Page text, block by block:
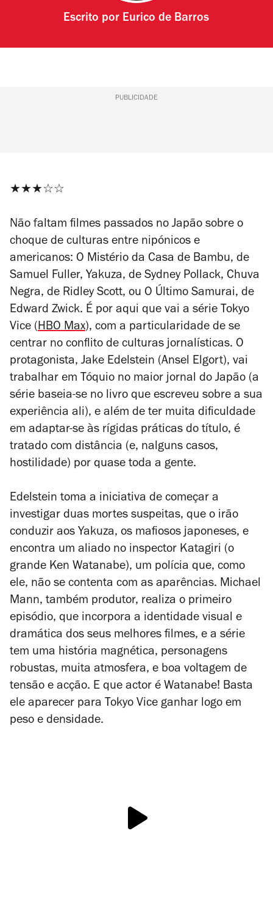
Escrito por Eurico de Barros
PUBLICIDADE
★★★☆☆
Não faltam filmes passados no Japão sobre o
choque de culturas entre nipónicos e
americanos: O Mistério da Casa de Bambu, de
Samuel Fuller, Yakuza, de Sydney Pollack, Chuva
Negra, de Ridley Scott, ou O Último Samurai, de
Edward Zwick. É por aqui que vai a série Tokyo
Vice (HBO Max), com a particularidade de se
centrar no conflito de culturas jornalísticas. O
protagonista, Jake Edelstein (Ansel Elgort), vai
trabalhar em Tóquio no maior jornal do Japão (a
série baseia-se no livro que escreveu sobre a sua
experiência ali), e além de ter muita dificuldade
em adaptar-se às rígidas práticas do título, é
tratado com distância (e, nalguns casos,
hostilidade) por quase toda a gente.
Edelstein toma a iniciativa de começar a
investigar duas mortes suspeitas, que o irão
conduzir aos Yakuza, os mafiosos japoneses, e
encontra um aliado no inspector Katagiri (o
grande Ken Watanabe), um polícia que, como
ele, não se contenta com as aparências. Michael
Mann, também produtor, realiza o primeiro
episódio, que incorpora a identidade visual e
dramática dos seus melhores filmes, e a série
tem uma história magnética, personagens
robustas, muita atmosfera, e boa voltagem de
tensão e acção. E que actor é Watanabe! Basta
ele aparecer para Tokyo Vice ganhar logo em
peso e densidade.